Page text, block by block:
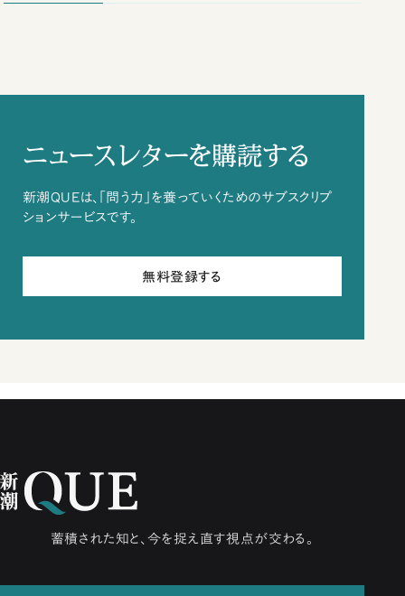
ニュースレターを購読する
新潮QUEは、「問う力」を養っていくためのサブスクリプ
ションサービスです。
無料登録する
蓄積された知と、今を捉え直す視点が交わる。